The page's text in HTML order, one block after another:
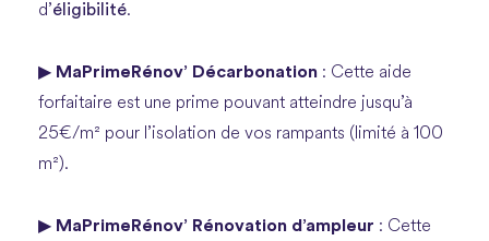
d’éligibilité.
▶ MaPrimeRénov’ Décarbonation : Cette aide
forfaitaire est une prime pouvant atteindre jusqu’à
25€/m² pour l’isolation de vos rampants (limité à 100
m²).
▶ MaPrimeRénov’ Rénovation d’ampleur : Cette